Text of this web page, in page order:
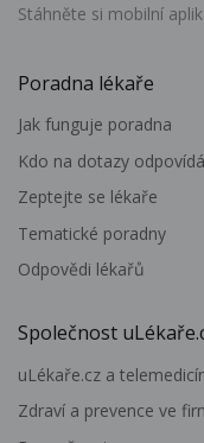
Stáhněte si mobilní
Poradna lékaře
Jak funguje poradna
Kdo na dotazy odpovídá
Zeptejte se lékaře
Tematické poradny
Odpovědi lékařů
Společnost
uLékaře.cz a
Zdraví a prevence ve